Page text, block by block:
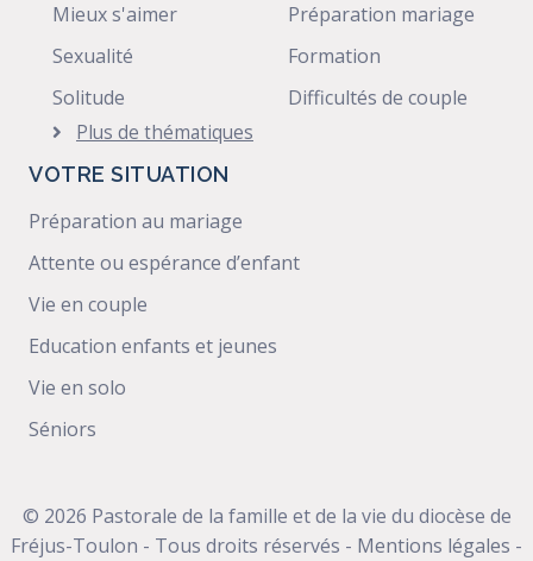
Mieux s'aimer
Sexualité
Solitude
Préparation mariage
Formation
Difficultés de couple
Plus de thématiques
VOTRE SITUATION
Préparation au mariage
Attente ou espérance d’enfant
Vie en couple
Education enfants et jeunes
Vie en solo
Séniors
© 2026 Pastorale de la famille et de la vie du diocèse de
Fréjus-Toulon - Tous droits réservés - Mentions légales -